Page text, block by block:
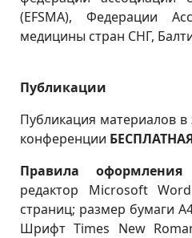
(EFSMA), Федерации
медицины стран СНГ,
Публикации
Публикация материалов
конференции
Правила оформления
редактор Microsoft
страниц; размер бумаги
Шрифт Times New